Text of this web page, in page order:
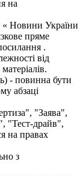
на
« Новини України
пряме
.
від
- повинна бути
абзаці
"Заява",
"Тест-драйв",
на правах
з